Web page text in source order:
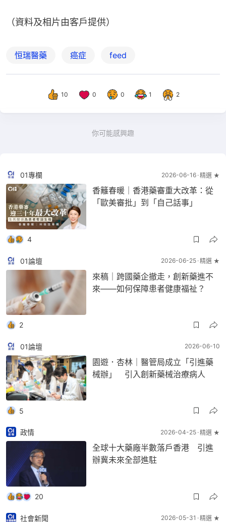
（資料及相片由客戶提供）
恒瑞醫藥 癌症 feed
10 0 0 1 2
你可能感興趣
01專欄 2026-06-16 精選 ★
香籬春暖｜香港藥審重大改革：從
「歐美審批」到「自己話事」
4
01論壇 2026-06-25 精選 ★
來稿｜跨國藥企撤走，創新藥進不
來——如何保障患者健康福祉？
2
01論壇 2026-06-10
園遊．杏林｜醫管局成立「引進藥
械辦」 引入創新藥械治療病人
5
政情 2026-04-25 精選 ★
全球十大藥廠半數落戶香港 引進
辦冀未來全部進駐
20
社會新聞 2026-05-31 精選 ★